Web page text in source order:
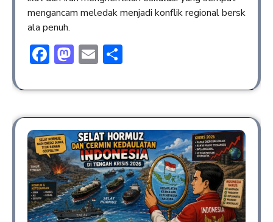
mengancam meledak menjadi konflik regional bersk
ala penuh.
Facebook
Mastodon
Email